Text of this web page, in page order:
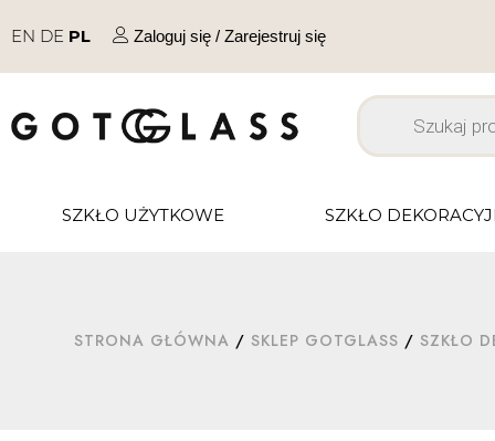
EN DE PL Zaloguj się / Zarejestruj się
SZKŁO UŻYTKOWE SZKŁO
STRONA GŁÓWNA / SKLEP GOTGLASS / SZKŁO